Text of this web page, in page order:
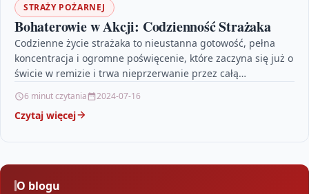
STRAŻY POŻARNEJ
Bohaterowie w Akcji: Codzienność Strażaka
Codzienne życie strażaka to nieustanna gotowość, pełna
koncentracja i ogromne poświęcenie, które zaczyna się już o
świcie w remizie i trwa nieprzerwanie przez całą…
6 minut czytania 2024-07-16
Czytaj więcej
O blogu